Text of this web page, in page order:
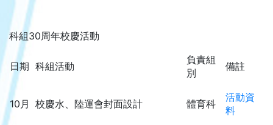
科組30周年校慶活動
日期 科組活動
負責組
別
備註
10月 校慶水、陸運會封面設計 體育科
活動資
料